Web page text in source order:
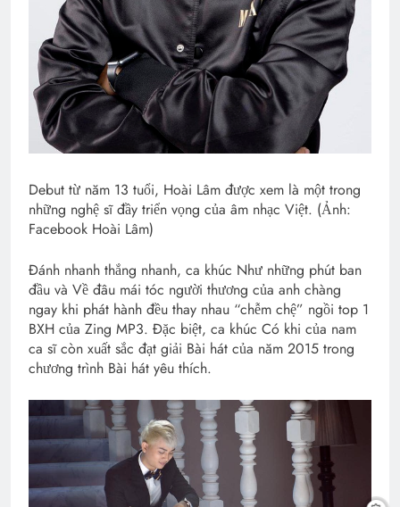
Debut từ năm 13 tuổi, Hoài Lâm được xem là một trong
những nghệ sĩ đầy triển vọng của âm nhạc Việt. (Ảnh:
Facebook Hoài Lâm)
Đánh nhanh thắng nhanh, ca khúc Như những phút ban
đầu và Về đâu mái tóc người thương của anh chàng
ngay khi phát hành đều thay nhau “chễm chệ” ngồi top 1
BXH của Zing MP3. Đặc biệt, ca khúc Có khi của nam
ca sĩ còn xuất sắc đạt giải Bài hát của năm 2015 trong
chương trình Bài hát yêu thích.